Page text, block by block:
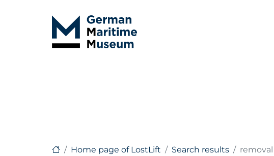
Home page of LostLift Search results